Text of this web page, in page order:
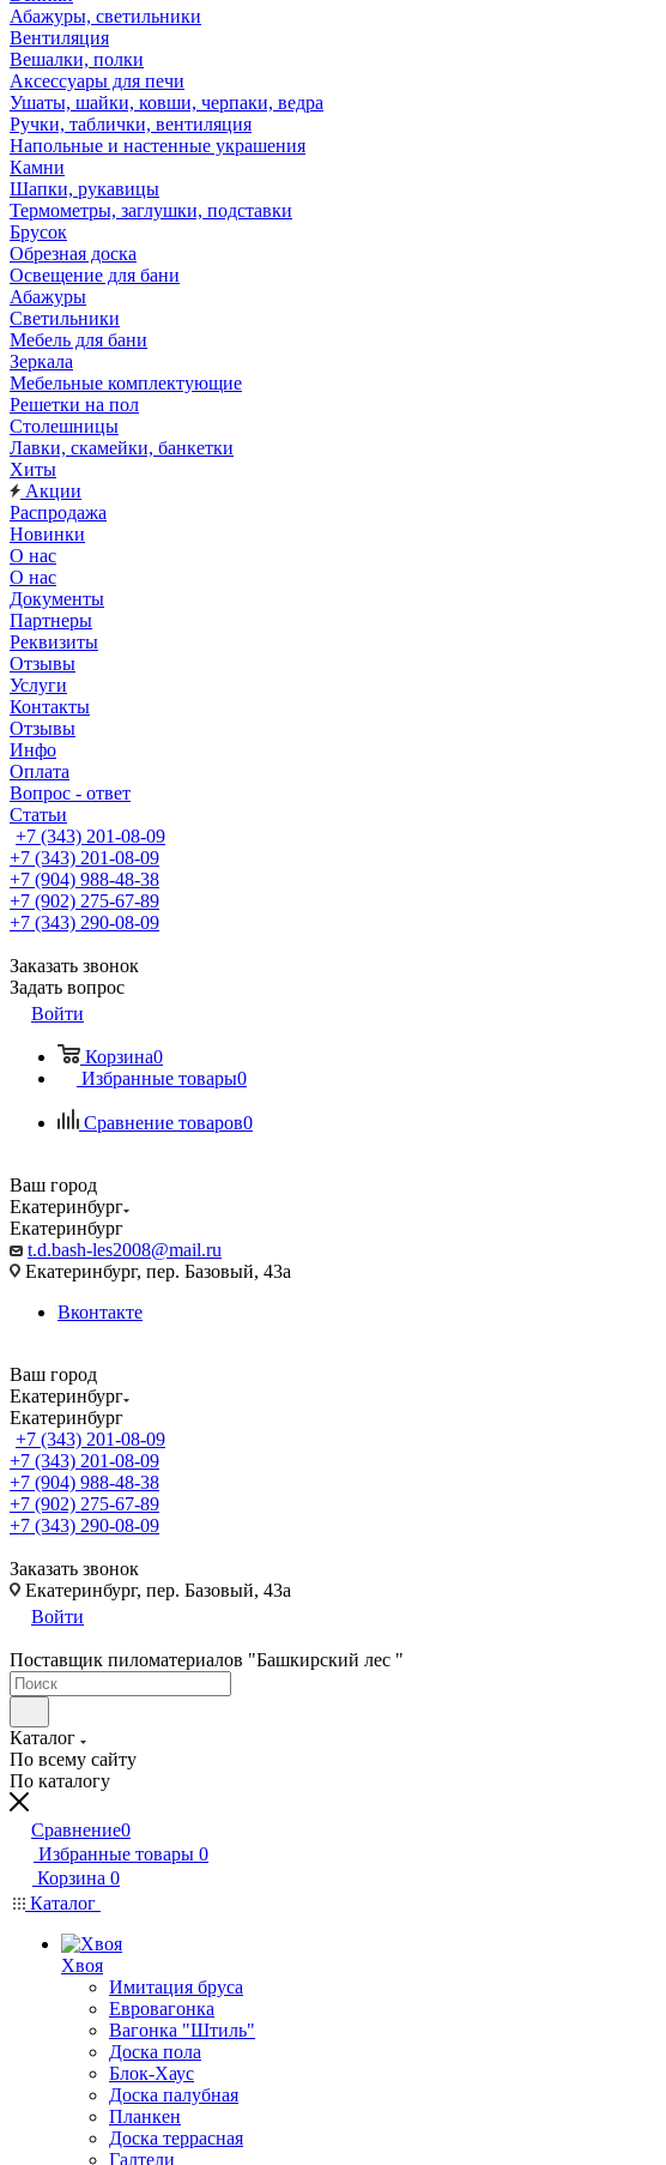
Абажуры, светильники
Вентиляция
Вешалки, полки
Аксессуары для печи
Ушаты, шайки, ковши, черпаки, ведра
Ручки, таблички, вентиляция
Напольные и настенные украшения
Камни
Шапки, рукавицы
Термометры, заглушки, подставки
Брусок
Обрезная доска
Освещение для бани
Абажуры
Светильники
Мебель для бани
Зеркала
Мебельные комплектующие
Решетки на пол
Столешницы
Лавки, скамейки, банкетки
Хиты
Акции
Распродажа
Новинки
О нас
О нас
Документы
Партнеры
Реквизиты
Отзывы
Услуги
Контакты
Отзывы
Инфо
Оплата
Вопрос - ответ
Статьи
+7 (343) 201-08-09
+7 (343) 201-08-09
+7 (904) 988-48-38
+7 (902) 275-67-89
+7 (343) 290-08-09
Заказать звонок
Задать вопрос
Войти
Корзина0
Избранные товары0
Сравнение товаров0
Ваш город
Екатеринбург
Екатеринбург
t.d.bash-les2008@mail.ru
Екатеринбург, пер. Базовый, 43а
Вконтакте
Ваш город
Екатеринбург
Екатеринбург
+7 (343) 201-08-09
+7 (343) 201-08-09
+7 (904) 988-48-38
+7 (902) 275-67-89
+7 (343) 290-08-09
Заказать звонок
Екатеринбург, пер. Базовый, 43а
Войти
Поставщик пиломатериалов "Башкирский лес "
Каталог
По всему сайту
По каталогу
Сравнение0
Избранные товары 0
Корзина 0
Каталог
Хвоя
Имитация бруса
Евровагонка
Вагонка "Штиль"
Доска пола
Блок-Хаус
Доска палубная
Планкен
Доска террасная
Галтели